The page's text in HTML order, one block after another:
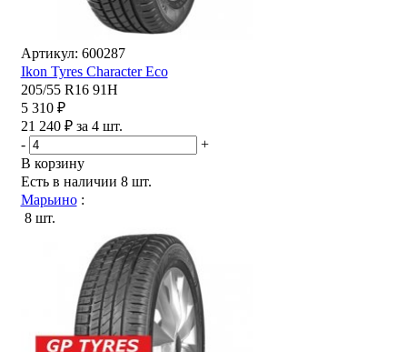
Артикул: 600287
Ikon Tyres Character Eco
205/55 R16 91H
5 310 ₽
21 240 ₽ за 4 шт.
-
+
В корзину
Есть в наличии 8 шт.
Марьино:
8 шт.